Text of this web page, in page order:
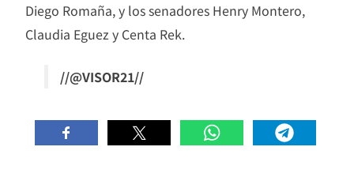
Diego Romaña, y los senadores Henry Montero,
Claudia Eguez y Centa Rek.
//@VISOR21//